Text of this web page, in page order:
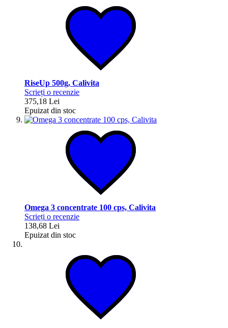
RiseUp 500g, Calivita
Scrieți o recenzie
375,18 Lei
Epuizat din stoc
Omega 3 concentrate 100 cps, Calivita
Scrieți o recenzie
138,68 Lei
Epuizat din stoc